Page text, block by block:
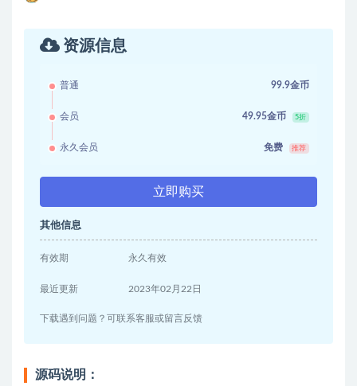
资源信息
普通 99.9金币
会员 49.95金币 5折
永久会员 免费 推荐
立即购买
其他信息
有效期 永久有效
最近更新 2023年02月22日
下载遇到问题？可联系客服或留言反馈
源码说明：